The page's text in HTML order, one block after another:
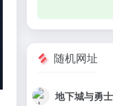
随机网址